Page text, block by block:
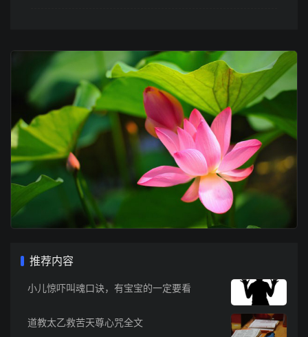
推荐内容
小儿惊吓叫魂口诀，有宝宝的一定要看
道教太乙救苦天尊心咒全文